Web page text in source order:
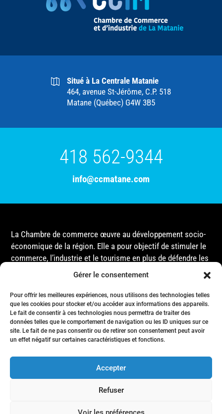
Gérer le consentement
Pour offrir les meilleures expériences, nous utilisons des technologies telles
que les cookies pour stocker et/ou accéder aux informations des appareils.
Le fait de consentir à ces technologies nous permettra de traiter des
données telles que le comportement de navigation ou les ID uniques sur ce
site. Le fait de ne pas consentir ou de retirer son consentement peut avoir
un effet négatif sur certaines caractéristiques et fonctions.
Accepter
Refuser
Situé à La Centrale Matanie
464, avenue St-Jérôme, C.P. 518
Matane (Québec) G4W 3B5
418 562-9344
info@ccmatane.com
La Chambre de commerce œuvre au développement socio-
économique de la région. Elle a pour objectif de stimuler le
commerce, l’industrie et le tourisme en plus de défendre les
intérêts de ses membres et de l’ensemble de la
gouvernementales, que ce soit au niveau municipal,
provincial ou fédéral.
Accueil
Membres
Nous joindre
- Tous droits réservés © Chambre de commerce de la région de Matane